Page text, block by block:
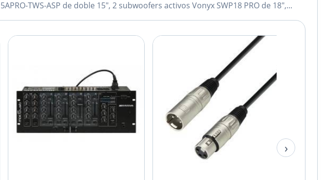
TWS-ASP de doble 15", 2 subwoofers activos Vonyx SWP18 PRO de 18",...
›